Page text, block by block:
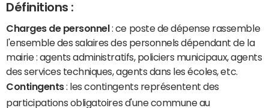
Définitions :
Charges de personnel : ce poste de dépense rassemble
l'ensemble des salaires des personnels dépendant de la
mairie : agents administratifs, policiers municipaux, agents
des services techniques, agents dans les écoles, etc.
Contingents: les contingents représentent des
participations obligatoires d'une commune au